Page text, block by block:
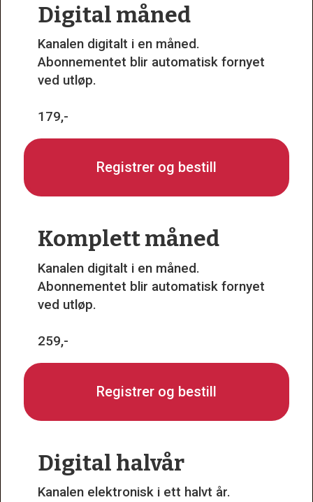
Digital måned
Kanalen digitalt i en måned.
Abonnementet blir automatisk fornyet
ved utløp.
179,-
Registrer og bestill
Komplett måned
Kanalen digitalt i en måned.
Abonnementet blir automatisk fornyet
ved utløp.
259,-
Registrer og bestill
Digital halvår
Kanalen elektronisk i ett halvt år.